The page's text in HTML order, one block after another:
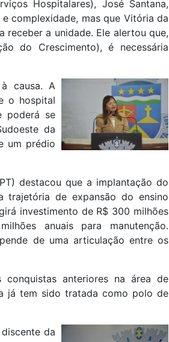
Hospitalares), José Santana,
complexidade, mas que Vitória da
receber a unidade. Ele alertou que,
do Crescimento), é necessária
à causa. A
o hospital
poderá se
da
um prédio
destacou que a implantação do
de expansão do ensino
investimento de R$ 300 milhões
anuais para manutenção.
de uma articulação entre os
anteriores na área de
já tem sido tratada como polo de
da